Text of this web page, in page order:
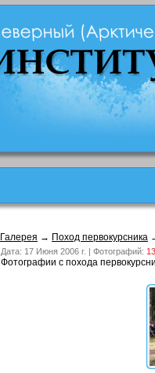
Галерея → Поход первокурсника
Дата: 17 Июня 2006 г. | Фотографий:
Фотографии с похода